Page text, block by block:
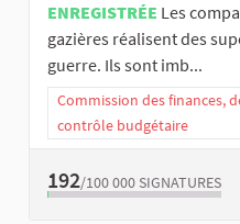
ENREGISTRÉE Les
gazières réalisent des
guerre. Ils sont imb...
Commission des finances,
contrôle budgétaire
192/100 000 SIGNATURES